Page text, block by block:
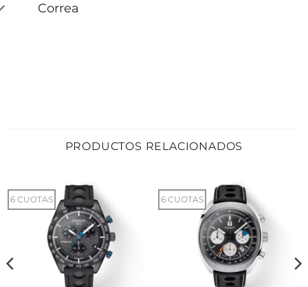
Correa
PRODUCTOS RELACIONADOS
6 CUOTAS 6 CUOTAS